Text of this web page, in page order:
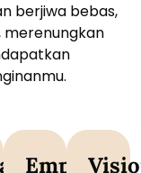
berjiwa bebas,
merenungkan
Empati